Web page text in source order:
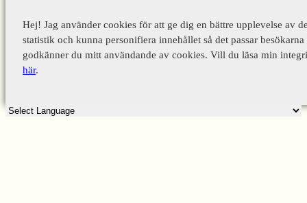
Hej! Jag använder cookies för att ge dig en bättre upplevelse av
statistik och kunna personifiera innehållet så det passar
godkänner du mitt användande av cookies. Vill du läsa min
här.